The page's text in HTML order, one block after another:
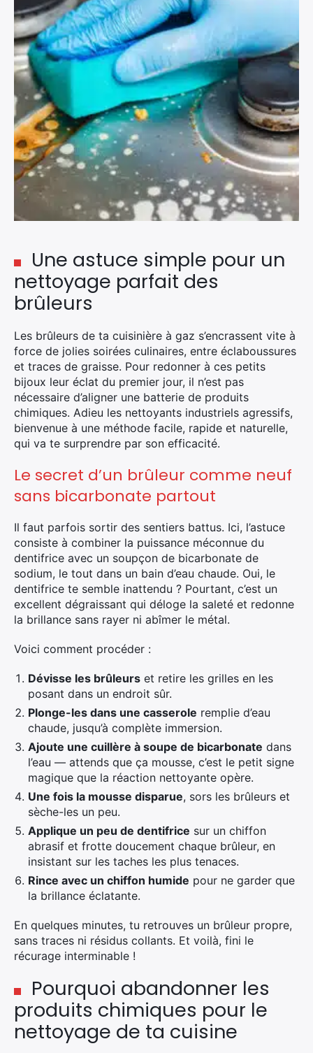
Une astuce simple pour un
nettoyage parfait des
brûleurs
Les brûleurs de ta cuisinière à gaz s’encrassent vite à
force de jolies soirées culinaires, entre éclaboussures
et traces de graisse. Pour redonner à ces petits
bijoux leur éclat du premier jour, il n’est pas
nécessaire d’aligner une batterie de produits
chimiques. Adieu les nettoyants industriels agressifs,
bienvenue à une méthode facile, rapide et naturelle,
qui va te surprendre par son efficacité.
Le secret d’un brûleur comme neuf
sans bicarbonate partout
Il faut parfois sortir des sentiers battus. Ici, l’astuce
consiste à combiner la puissance méconnue du
dentifrice avec un soupçon de bicarbonate de
sodium, le tout dans un bain d’eau chaude. Oui, le
dentifrice te semble inattendu ? Pourtant, c’est un
excellent dégraissant qui déloge la saleté et redonne
la brillance sans rayer ni abîmer le métal.
Voici comment procéder :
Dévisse les brûleurs et retire les grilles en les
posant dans un endroit sûr.
Plonge-les dans une casserole remplie d’eau
chaude, jusqu’à complète immersion.
Ajoute une cuillère à soupe de bicarbonate dans
l’eau — attends que ça mousse, c’est le petit signe
magique que la réaction nettoyante opère.
Une fois la mousse disparue, sors les brûleurs et
sèche-les un peu.
Applique un peu de dentifrice sur un chiffon
abrasif et frotte doucement chaque brûleur, en
insistant sur les taches les plus tenaces.
Rince avec un chiffon humide pour ne garder que
la brillance éclatante.
En quelques minutes, tu retrouves un brûleur propre,
sans traces ni résidus collants. Et voilà, fini le
récurage interminable !
Pourquoi abandonner les
produits chimiques pour le
nettoyage de ta cuisine